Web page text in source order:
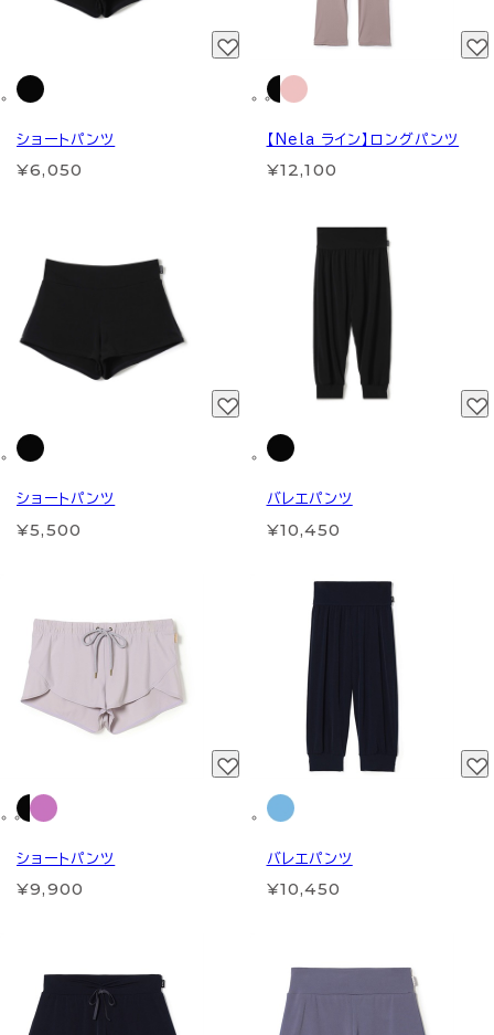
ショートパンツ
¥6,050
【Nela ライン】ロングパンツ
¥12,100
ショートパンツ
¥5,500
バレエパンツ
¥10,450
ショートパンツ
¥9,900
バレエパンツ
¥10,450